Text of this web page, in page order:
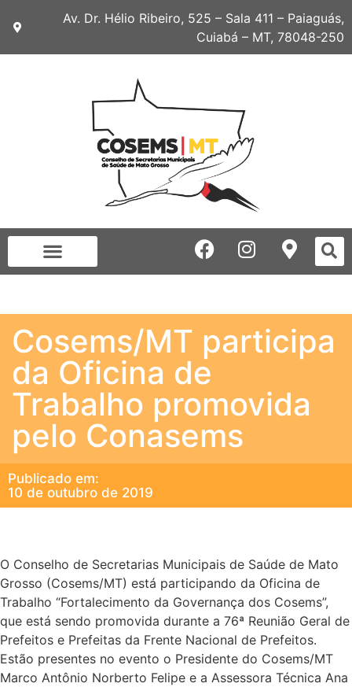
Av. Dr. Hélio Ribeiro, 525 – Sala 411 – Paiaguás,
Cuiabá – MT, 78048-250
Cosems/MT participa
da Oficina de
Trabalho promovida
pelo Conasems
Publicado em:
10 de outubro de 2019
O Conselho de Secretarias Municipais de Saúde de Mato
Grosso (Cosems/MT) está participando da Oficina de
Trabalho “Fortalecimento da Governança dos Cosems”,
que está sendo promovida durante a 76ª Reunião Geral de
Prefeitos e Prefeitas da Frente Nacional de Prefeitos.
Estão presentes no evento o Presidente do Cosems/MT
Marco Antônio Norberto Felipe e a Assessora Técnica Ana